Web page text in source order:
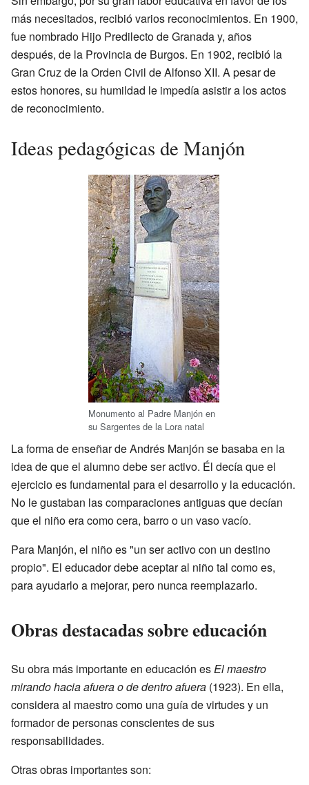
más necesitados, recibió varios reconocimientos. En 1900,
fue nombrado Hijo Predilecto de Granada y, años
después, de la Provincia de Burgos. En 1902, recibió la
Gran Cruz de la Orden Civil de Alfonso XII. A pesar de
estos honores, su humildad le impedía asistir a los actos
de reconocimiento.
Ideas pedagógicas de Manjón
Monumento al Padre Manjón en
su Sargentes de la Lora natal
La forma de enseñar de Andrés Manjón se basaba en la
idea de que el alumno debe ser activo. Él decía que el
ejercicio es fundamental para el desarrollo y la educación.
No le gustaban las comparaciones antiguas que decían
que el niño era como cera, barro o un vaso vacío.
Para Manjón, el niño es "un ser activo con un destino
propio". El educador debe aceptar al niño tal como es,
para ayudarlo a mejorar, pero nunca reemplazarlo.
Obras destacadas sobre educación
Su obra más importante en educación esEl maestro
mirando hacia afuera o de dentro afuera (1923). En ella,
considera al maestro como una guía de virtudes y un
formador de personas conscientes de sus
responsabilidades.
Otras obras importantes son: